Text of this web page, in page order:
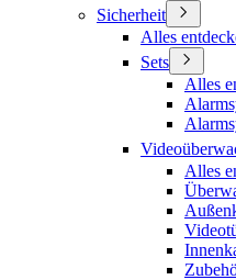
Sicherheit
Alles
Sets
Alles
Alles